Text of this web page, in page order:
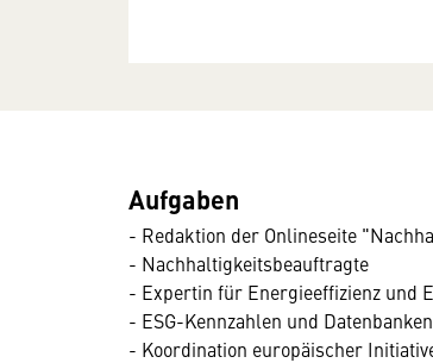
Aufgaben
- Redaktion der Onlineseite
- Nachhaltigkeitsbeauftragte
- Expertin für Energieeffizienz und
- ESG-Kennzahlen und Datenbanken
- Koordination europäischer